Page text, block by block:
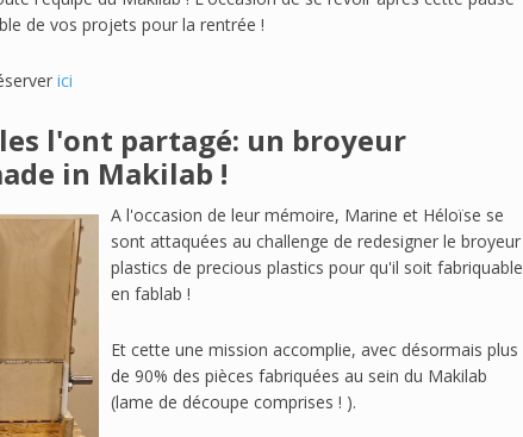
de vos projets pour la rentrée !
ici
l'ont partagé: un broyeur
in Makilab !
A l'occasion de leur mémoire, Marine et Héloïse se
sont attaquées au challenge de redesigner le broyeur
plastics de precious plastics pour qu'il soit fabriquable
en fablab !
Et cette une mission accomplie, avec désormais plus
de 90% des pièces fabriquées au sein du Makilab
(lame de découpe comprises ! ).